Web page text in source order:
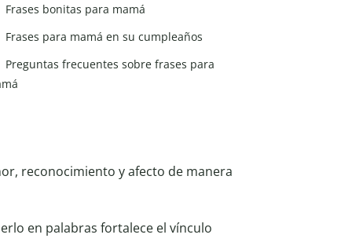
Frases bonitas para mamá
Frases para mamá en su cumpleaños
Preguntas frecuentes sobre frases para
reconocimiento y afecto de manera
en palabras fortalece el vínculo